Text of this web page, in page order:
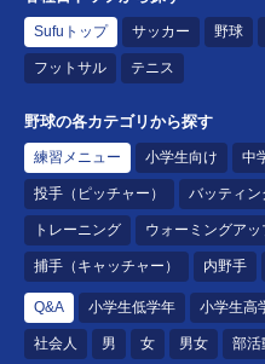
Sufuトップ サッカー 野球
フットサル テニス
野球の各カテゴリから探す
練習メニュー 小学生向け 中
投手（ピッチャー） バッティン
トレーニング ウォーミングアッ
捕手（キャッチャー） 内野手
Q&A 小学生低学年 小学生高
社会人 男 女 男女 部活